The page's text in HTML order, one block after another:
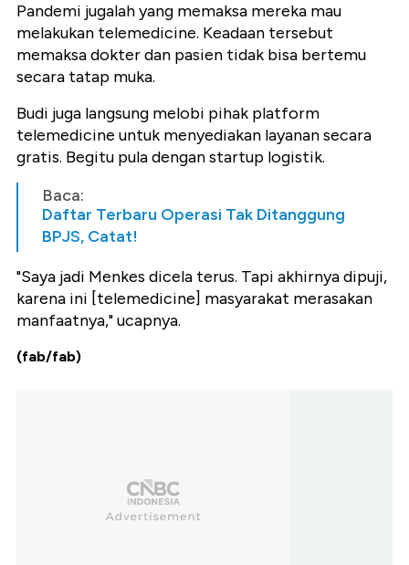
Pandemi jugalah yang memaksa mereka mau
melakukan telemedicine. Keadaan tersebut
memaksa dokter dan pasien tidak bisa bertemu
secara tatap muka.
Budi juga langsung melobi pihak platform
telemedicine untuk menyediakan layanan secara
gratis. Begitu pula dengan startup logistik.
Baca:
Daftar Terbaru Operasi Tak Ditanggung
BPJS, Catat!
"Saya jadi Menkes dicela terus. Tapi akhirnya dipuji,
karena ini [telemedicine] masyarakat merasakan
manfaatnya," ucapnya.
(fab/fab)